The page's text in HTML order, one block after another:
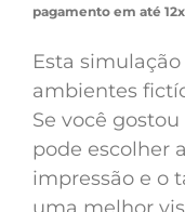
pagamento em até
Esta
ambientes
Se você
pode escolher
impressão e o
uma melhor